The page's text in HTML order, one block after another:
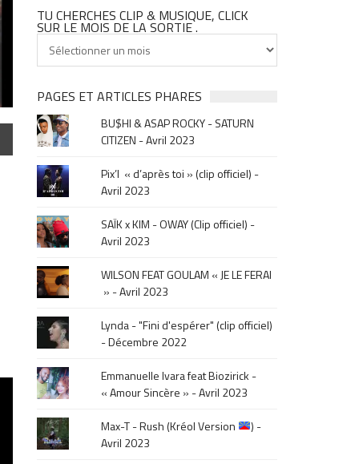
TU CHERCHES CLIP & MUSIQUE, CLICK
SUR LE MOIS DE LA SORTIE .
cherches
&
musique,
click
sur
le
mois
de
la
sortie
.
PAGES ET ARTICLES PHARES
BU$HI & ASAP ROCKY - SATURN
CITIZEN - Avril 2023
Pix’l « d’après toi » (clip officiel) -
Avril 2023
SAÏK x KIM - OWAY (Clip officiel) -
Avril 2023
WILSON FEAT GOULAM « JE LE FERAI
» - Avril 2023
Lynda - "Fini d'espérer" (clip officiel)
- Décembre 2022
Emmanuelle Ivara feat Biozirick -
« Amour Sincère » - Avril 2023
Max-T - Rush (Kréol Version
) -
Avril 2023